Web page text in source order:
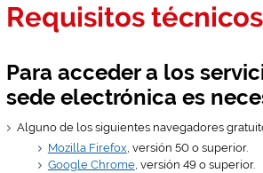
Requisitos técnicos
Para acceder a los
sede electrónica es
Alguno de los siguientes navegadores
Mozilla Firefox , versión 50 o superior.
Google Chrome, versión 49 o superior.